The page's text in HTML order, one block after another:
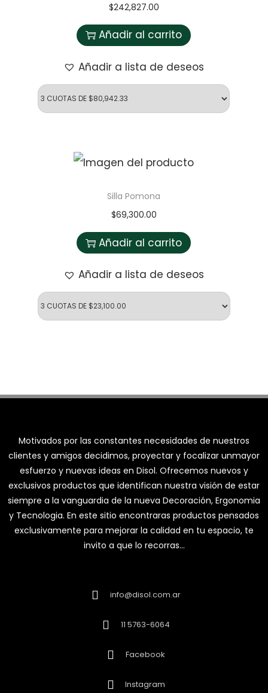
$242,827.00
Añadir al carrito
Añadir a lista de deseos
Silla Pomona
$69,300.00
Añadir al carrito
Añadir a lista de deseos
Motivados por las constantes necesidades de nuestros
clientes y amigos decidimos, proyectar y focalizar unmayor
esfuerzo y nuevas ideas en Disol. Ofrecemos nuevos y
exclusivos productos que identifican nuestra visión de estar
siempre a la vanguardia de la nueva Decoración, Ergonomia
y Tecnologia. En este sitio encontraras productos pensados
exclusivamente para mejorar la calidad en tu espacio, te
invito a que lo recorras…
info@disol.com.ar
11 5763-6064
Facebook
Instagram